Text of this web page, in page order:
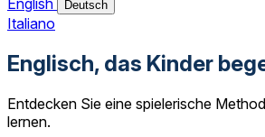
Deutsch
Italiano
Englisch, das Kinder
Entdecken Sie eine spielerische
lernen.